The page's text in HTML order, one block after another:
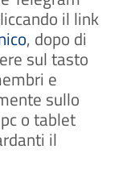
il link
, dopo di
sul tasto
e
sullo
o tablet
il